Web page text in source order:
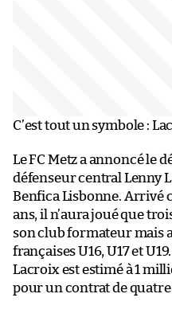
C’est tout un symbole :
Le FC Metz a annoncé le
défenseur central Lenny
Benfica Lisbonne. Arrivé
ans, il n’aura joué que
son club formateur mais
françaises U16, U17 et
Lacroix est estimé à 1
pour un contrat de quatre